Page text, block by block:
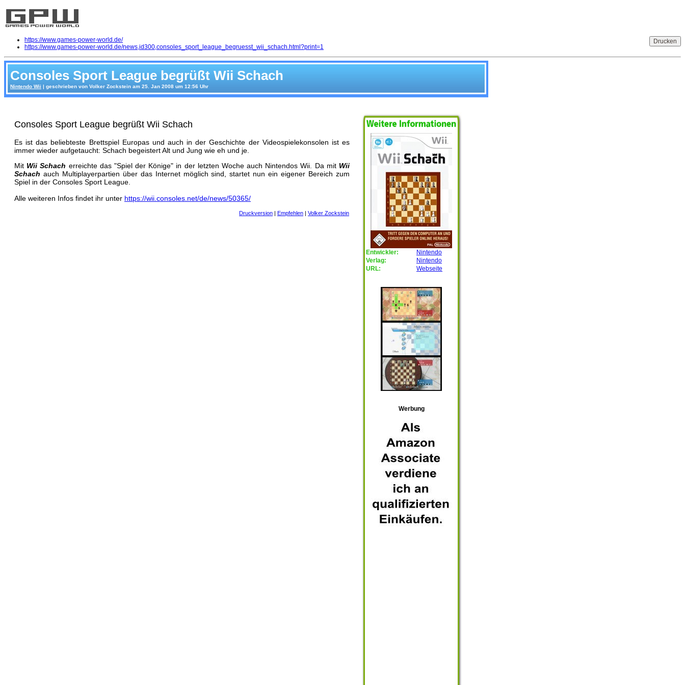
https://www.games-power-world.de/
https://www.games-power-world.de/news,id300,consoles_sport_league_begruesst_wii_schach.html?print=1
Consoles Sport League begrüßt Wii Schach
Nintendo Wii | geschrieben von Volker Zockstein am 25. Jan 2008 um 12:56 Uhr
Consoles Sport League begrüßt Wii Schach
Es ist das beliebteste Brettspiel Europas und auch in der Geschichte der Videospielekonsolen ist es
immer wieder aufgetaucht: Schach begeistert Alt und Jung wie eh und je.
Mit Wii Schach erreichte das "Spiel der Könige" in der letzten Woche auch Nintendos Wii. Da mit Wii
Schach auch Multiplayerpartien über das Internet möglich sind, startet nun ein eigener Bereich zum
Spiel in der Consoles Sport League.
Alle weiteren Infos findet ihr unter https://wii.consoles.net/de/news/50365/
Druckversion | Empfehlen | Volker Zockstein
Entwickler:
Nintendo
Verlag:
Nintendo
URL:
Webseite
Werbung